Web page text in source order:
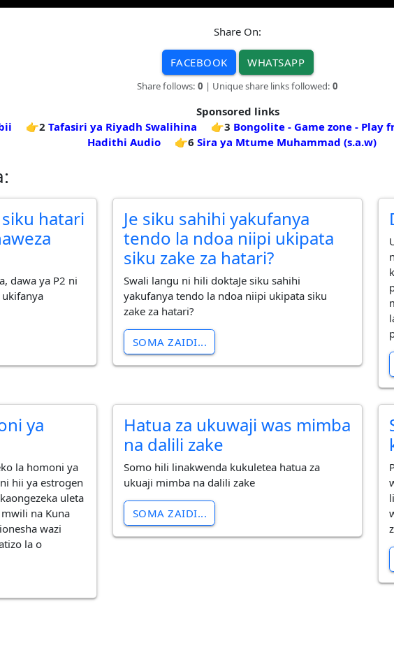
Share On:
FACEBOOK WHATSAPP
Share follows: 0 | Unique share links followed: 0
Sponsored links
👉2 Tafasiri ya Riyadh Swalihina 👉3 Bongolite - Game zone - Play
Hadithi Audio
👉6 Sira ya Mtume Muhammad (s.a.w)
hatari
dawa ya P2 ni
Je siku sahihi yakufanya
tendo la ndoa niipi ukipata
siku zake za hatari?
Swali langu ni hili doktaJe siku sahihi
yakufanya tendo la ndoa niipi ukipata siku
zake za hatari?
SOMA ZAIDI...
ya
la homoni ya
hii ya estrogen
uleta
na Kuna
wazi
la o
Hatua za ukuwaji was mimba
na dalili zake
Somo hili linakwenda kukuletea hatua za
ukuaji mimba na dalili zake
SOMA ZAIDI...